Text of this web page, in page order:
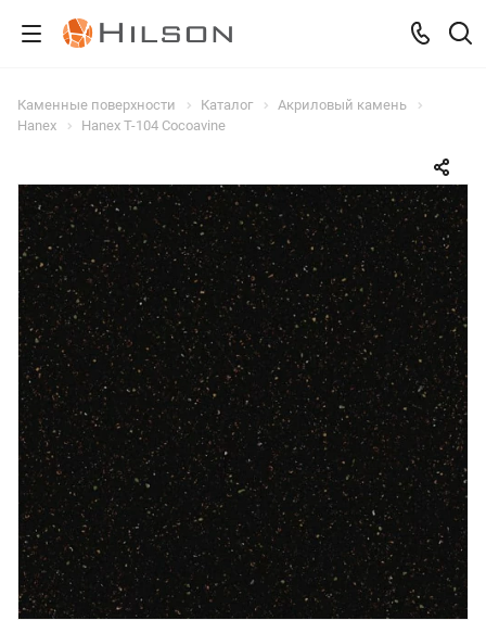
Каменные поверхности Каталог
Акриловый камень
Hanex
Hanex T-104 Cocoavine